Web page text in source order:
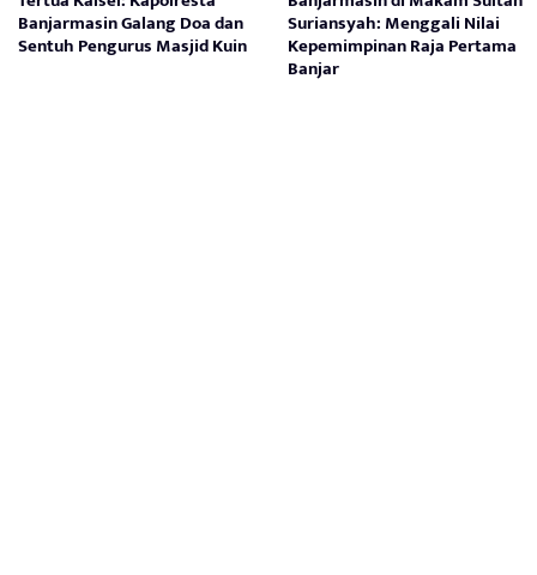
Banjarmasin Galang Doa dan
Sentuh Pengurus Masjid Kuin
Suriansyah: Menggali Nilai
Kepemimpinan Raja Pertama
Banjar